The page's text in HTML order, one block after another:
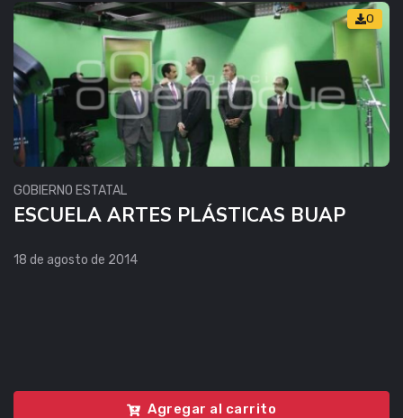
0
GOBIERNO ESTATAL
ESCUELA ARTES PLÁSTICAS BUAP
18 de agosto de 2014
Agregar al carrito